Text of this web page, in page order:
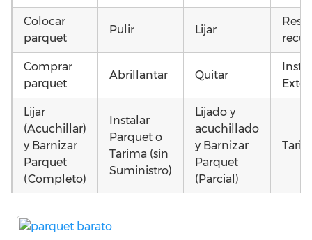
Colocar
parquet
Pulir Lijar
Comprar
parquet
Abrillantar Quitar
Lijar
(Acuchillar)
y Barnizar
Parquet
(Completo)
Instalar
Parquet o
Tarima (sin
Suministro)
Lijado y
acuchillado
y Barnizar
Parquet
(Parcial)
parquet o
parquet o